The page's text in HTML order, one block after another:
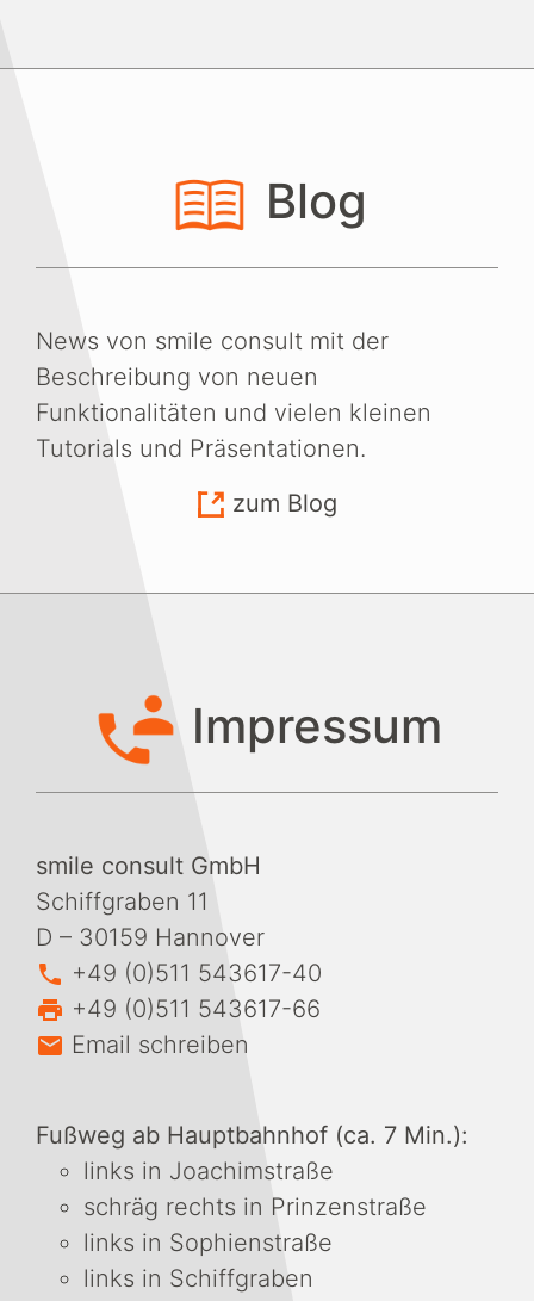
Blog
News von smile consult mit der
Beschreibung von neuen
Funktionalitäten und vielen kleinen
Tutorials und Präsentationen.
zum Blog
Impressum
smile consult GmbH
Schiffgraben 11
D – 30159 Hannover
+49 (0)511 543617-40
+49 (0)511 543617-66
Email schreiben
Fußweg ab Hauptbahnhof (ca. 7 Min.):
links in Joachimstraße
schräg rechts in Prinzenstraße
links in Sophienstraße
links in Schiffgraben